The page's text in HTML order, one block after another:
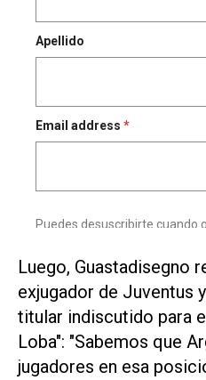
Luego, Guastadisegno
exjugador de Juventus
titular indiscutido para
Loba": "Sabemos que
jugadores en esa